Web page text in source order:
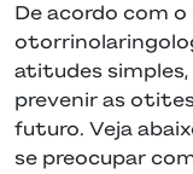
De acordo com o
atitudes simples,
prevenir as
futuro. Veja
se preocupar